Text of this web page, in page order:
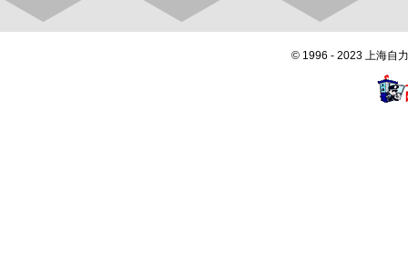
© 1996 - 2023 上海自